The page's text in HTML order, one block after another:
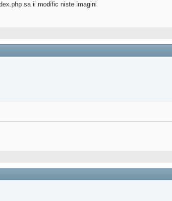
sa ii modific niste imagini